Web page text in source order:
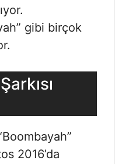
gibi birçok
2016’da